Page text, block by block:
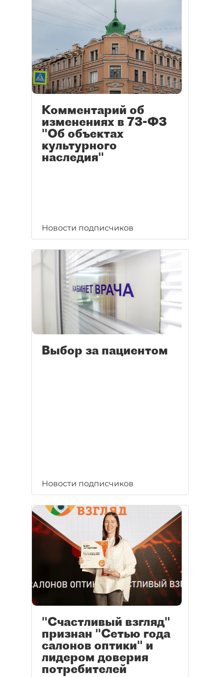
Комментарий об
изменениях в 73-ФЗ
"Об объектах
культурного
наследия"
Новости подписчиков
Выбор за пациентом
Новости подписчиков
"Счастливый взгляд"
признан "Сетью года
салонов оптики" и
лидером доверия
потребителей